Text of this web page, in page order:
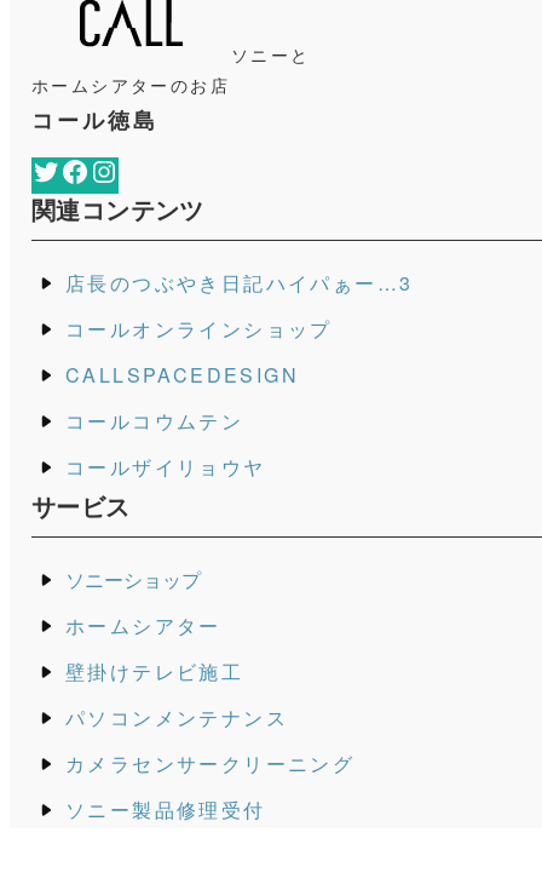
ソニーと
ホームシアターのお店
コール徳島
TwitterFacebook
関連コンテンツ
店長のつぶやき日記ハイパぁー…3
コールオンラインショップ
CALLSPACEDESIGN
コールコウムテン
コールザイリョウヤ
サービス
ソニーショップ
ホームシアター
壁掛けテレビ施工
パソコンメンテナンス
カメラセンサークリーニング
ソニー製品修理受付